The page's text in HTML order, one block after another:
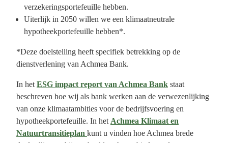
verzekeringsportefeuille hebben.
Uiterlijk in 2050 willen we een klimaatneutrale
hypotheekportefeuille hebben*.
*Deze doelstelling heeft specifiek betrekking op de
dienstverlening van Achmea Bank.
In het ESG impact report van Achmea Bank staat
beschreven hoe wij als bank werken aan de verwezenlijking
van onze klimaatambities voor de bedrijfsvoering en
hypotheekportefeuille. In het Achmea Klimaat en
Natuurtransitieplan kunt u vinden hoe Achmea brede